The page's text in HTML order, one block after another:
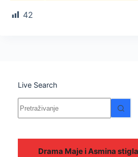
42
Live Search
Nema
rezultata.